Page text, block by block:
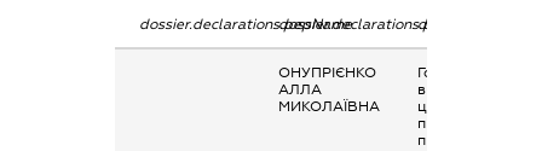
dossier.declarations.pepNamedossier.declarations.personName
ОНУПРІЄНКО
АЛЛА
МИКОЛАЇВНА
Гонорари та інші
виплати згідно з
цивільно-
правовим
правочинами